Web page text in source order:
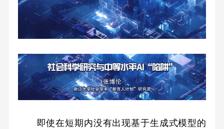
即使在短期内没有出现基于生成式模型的